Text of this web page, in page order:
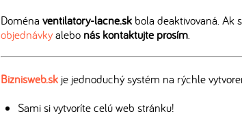
Doména ventilatory-lacne.sk bola deaktivovaná. Ak
objednávkyalebo nás kontaktujte prosím
Biznisweb.sk je jednoduchý systém na rýchle
Sami si vytvoríte celú web stránku!